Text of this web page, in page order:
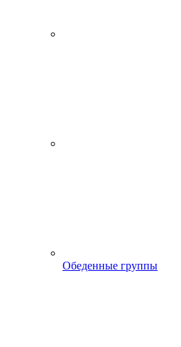
Обеденные группы